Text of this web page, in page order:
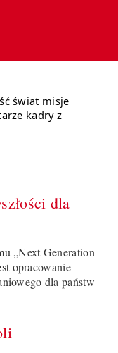
świat misje
kadry z
dla
„Next Generation
opracowanie
dla państw